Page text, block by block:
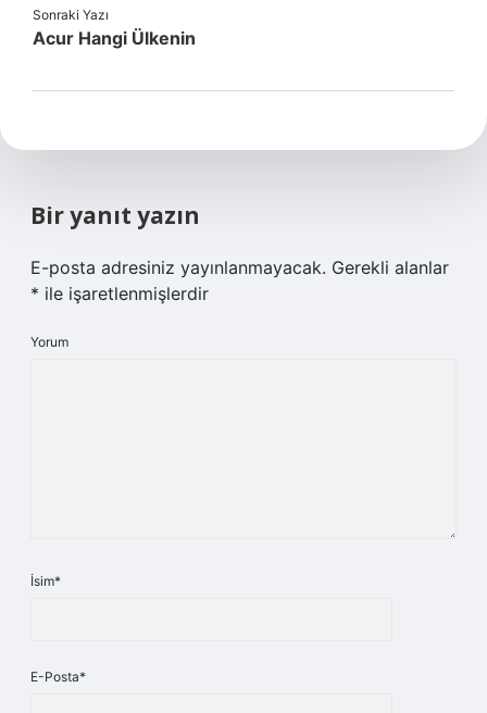
Sonraki Yazı
Acur Hangi Ülkenin
Bir yanıt yazın
E-posta adresiniz yayınlanmayacak. Gerekli alanlar
* ile işaretlenmişlerdir
Yorum
İsim*
E-Posta*